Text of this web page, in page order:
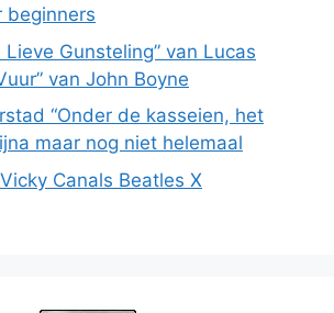
beginners
Lieve Gunsteling” van Lucas
van John Boyne
“Onder de kasseien, het
maar nog niet helemaal
Canals Beatles X